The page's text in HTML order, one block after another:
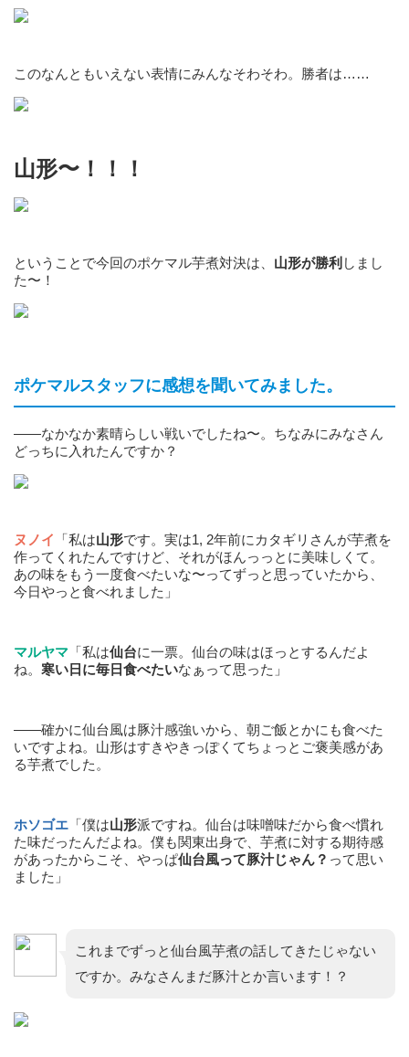
このなんともいえない表情にみんなそわそわ。勝者は……
山形〜！！！
ということで今回のポケマル芋煮対決は、 山形が勝利 しまし
た〜！
ポケマルスタッフに感想を聞いてみました。
——なかなか素晴らしい戦いでしたね〜。ちなみにみなさん
どっちに入れたんですか？
ヌノイ 「私は山形です。実は1, 2年前にカタギリさんが芋煮を
作ってくれたんですけど、それがほんっっとに美味しくて。
あの味をもう一度食べたいな〜ってずっと思っていたから、
今日やっと食べれました」
マルヤマ 「私は仙台に一票。仙台の味はほっとするんだよ
ね。 寒い日に毎日食べたいなぁって思った」
——確かに仙台風は豚汁感強いから、朝ご飯とかにも食べた
いですよね。山形はすきやきっぽくてちょっとご褒美感があ
る芋煮でした。
ホソゴエ 「僕は山形派ですね。仙台は味噌味だから食べ慣れ
た味だったんだよね。僕も関東出身で、芋煮に対する期待感
があったからこそ、やっぱ仙台風って豚汁じゃん？ って思い
ました」
これまでずっと仙台風芋煮の話してきたじゃない
ですか。みなさんまだ豚汁とか言います！？